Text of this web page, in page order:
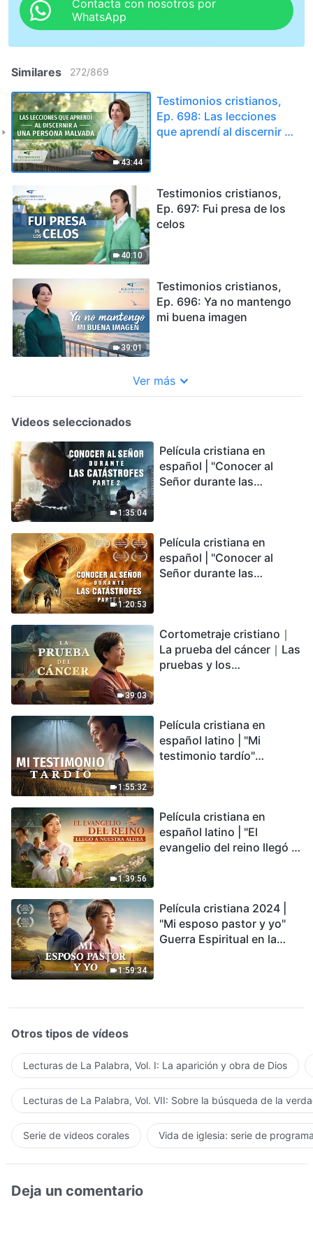
Contacta con nosotros por
WhatsApp
Similares 272/869
43:44
Testimonios cristianos,
Ep. 698: Las lecciones
que aprendí al discernir a
40:10
Testimonios cristianos,
Ep. 697: Fui presa de los
celos
39:01
Testimonios cristianos,
Ep. 696: Ya no mantengo
mi buena imagen
Ver más
Videos seleccionados
1:35:04
Película cristiana en
español | "Conocer al
Señor durante las
podemos sobrevivir?
1:20:53
Película cristiana en
español | "Conocer al
Señor durante las
encontrarás refugio?
39:03
Cortometraje cristiano｜
La prueba del cáncer｜Las
pruebas y los
1:55:32
Película cristiana en
español latino | "Mi
testimonio tardío"
conmovedor
1:39:56
Película cristiana en
español latino | "El
evangelio del reino llegó a
1:59:34
Película cristiana 2024 |
"Mi esposo pastor y yo"
Guerra Espiritual en la
Otros tipos de vídeos
Lecturas de La Palabra, Vol. I: La aparición y obra de Dios
Lecturas de La Palabra, Vol. VII: Sobre la búsqueda de la
Serie de videos corales Vida de iglesia: serie de
Deja un comentario